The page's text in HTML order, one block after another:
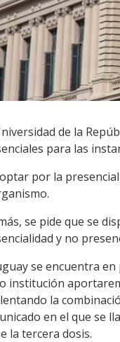
de la
para las
por la
se pide que se
y no
se encuentra
institución
la
en el que se
la tercera dosis.